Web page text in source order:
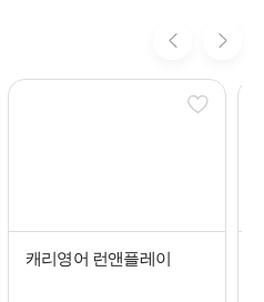
캐리영어 런앤플레이